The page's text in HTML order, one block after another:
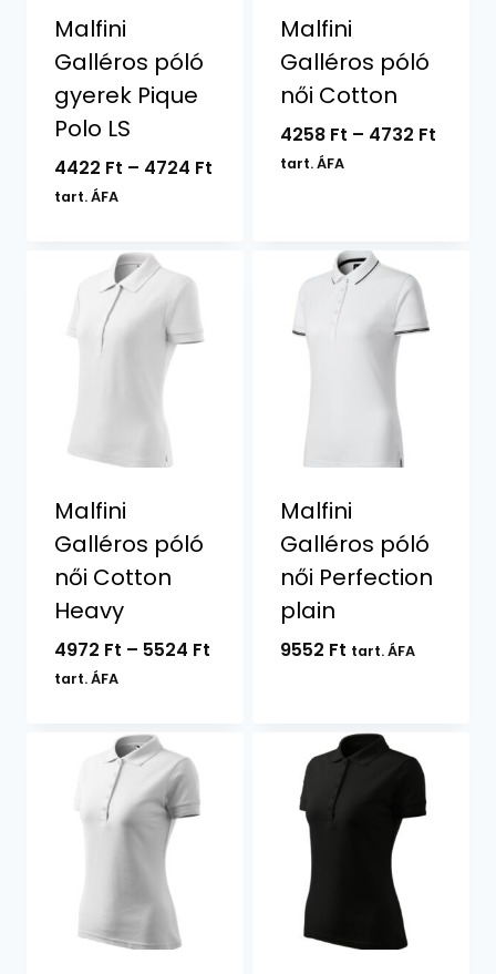
Malfini
Galléros póló
gyerek Pique
Polo LS
4422 Ft – 4724 FtÁrtartomány:
tart. ÁFA
Malfini
Galléros póló
női Cotton
4258 Ft – 4732 Ft
tart. ÁFA
Malfini
Galléros póló
női Cotton
Heavy
4972 Ft – 5524 FtÁrtartomány:
tart. ÁFA
Malfini
Galléros póló
női Perfection
plain
9552 Ft tart. ÁFA